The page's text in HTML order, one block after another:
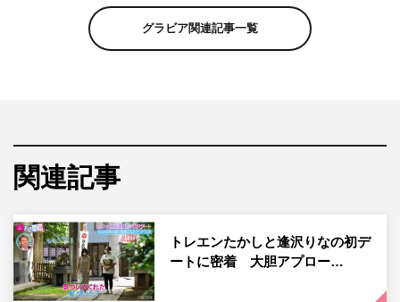
「特別編第5弾」として、女優の逢沢りなが7月
今回の放送では、休日課長と逢沢がデートを敢行。事前打
んて信じられないんですけど、でも今そこに希望持つしか
ないので…」と、うろたえながらも「何で判断するか全く
分からないので、ありのままでいくしかないと思ってま
グラビア関連記事一覧
関連記事
トレエンたかしと逢沢りなの初デ
ートに密着 大胆アプロー…